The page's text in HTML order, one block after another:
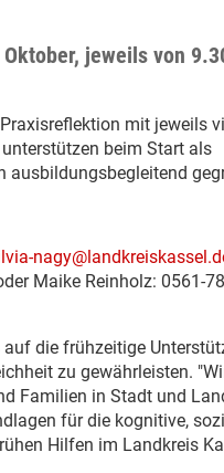
jeweils von
mit jeweils
beim Start als
ausbildungsbegleitend
Maike Reinholz: 0561-
die frühzeitige
zu gewährleisten.
Familien in Stadt und
für die kognitive,
Hilfen im Landkreis